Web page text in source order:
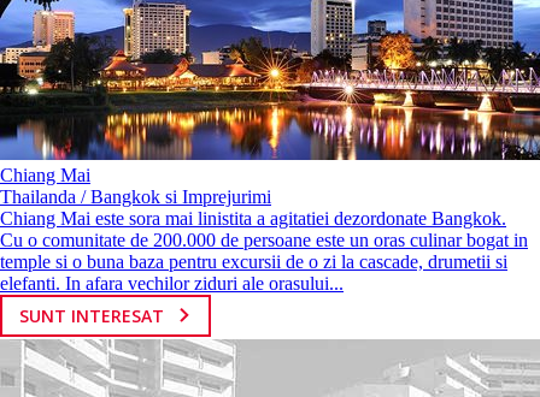
Chiang Mai
Thailanda / Bangkok si Imprejurimi
Chiang Mai este sora mai linistita a agitatiei dezordonate Bangkok.
Cu o comunitate de 200.000 de persoane este un oras culinar bogat in
temple si o buna baza pentru excursii de o zi la cascade, drumetii si
elefanti. In afara vechilor ziduri ale orasului...
SUNT INTERESAT